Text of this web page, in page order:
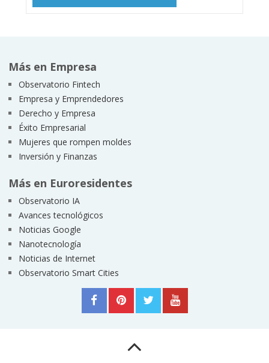
Más en Empresa
Observatorio Fintech
Empresa y Emprendedores
Derecho y Empresa
Éxito Empresarial
Mujeres que rompen moldes
Inversión y Finanzas
Más en Euroresidentes
Observatorio IA
Avances tecnológicos
Noticias Google
Nanotecnología
Noticias de Internet
Observatorio Smart Cities